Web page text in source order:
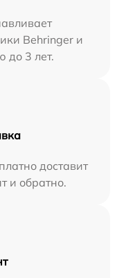
Behringer и
до 3 лет.
доставит
и обратно.